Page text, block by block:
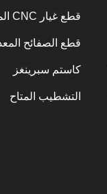
قطع غيار CNC المصنعة
قطع الصفائح
كاستم سبرينغز
التشطيب المتاح